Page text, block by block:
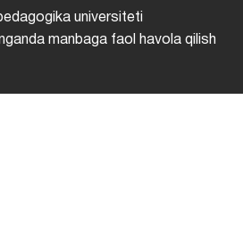
universiteti
manbaga faol havola qilish